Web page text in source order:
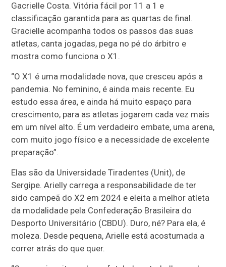
Gacrielle Costa. Vitória fácil por 11 a 1 e
classificação garantida para as quartas de final.
Gracielle acompanha todos os passos das suas
atletas, canta jogadas, pega no pé do árbitro e
mostra como funciona o X1.
“O X1 é uma modalidade nova, que cresceu após a
pandemia. No feminino, é ainda mais recente. Eu
estudo essa área, e ainda há muito espaço para
crescimento, para as atletas jogarem cada vez mais
em um nível alto. É um verdadeiro embate, uma arena,
com muito jogo físico e a necessidade de excelente
preparação”.
Elas são da Universidade Tiradentes (Unit), de
Sergipe. Arielly carrega a responsabilidade de ter
sido campeã do X2 em 2024 e eleita a melhor atleta
da modalidade pela Confederação Brasileira do
Desporto Universitário (CBDU). Duro, né? Para ela, é
moleza. Desde pequena, Arielle está acostumada a
correr atrás do que quer.